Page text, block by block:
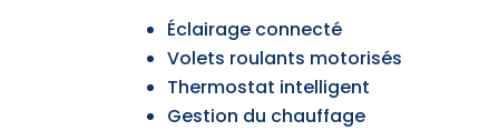
Éclairage connecté
Volets roulants motorisés
Thermostat intelligent
Gestion du chauffage